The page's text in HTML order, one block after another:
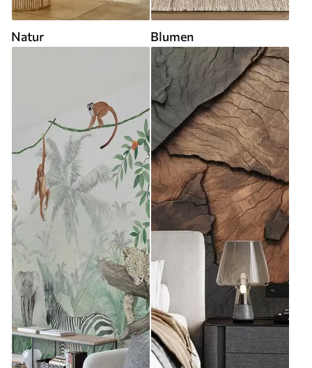
Natur Blumen